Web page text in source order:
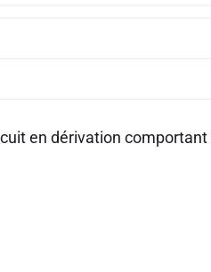
en dérivation